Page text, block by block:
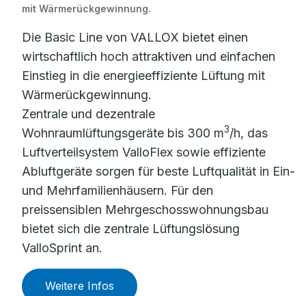
mit Wärmerückgewinnung.
Die Basic Line von VALLOX bietet einen
wirtschaftlich hoch attraktiven und einfachen
Einstieg in die energieeffiziente Lüftung mit
Wärmerückgewinnung.
Zentrale und dezentrale
Wohnraumlüftungsgeräte bis 300 m3/h, das
Luftverteilsystem ValloFlex sowie effiziente
Abluftgeräte sorgen für beste Luftqualität in Ein-
und Mehrfamilienhäusern. Für den
preissensiblen Mehrgeschosswohnungsbau
bietet sich die zentrale Lüftungslösung
ValloSprint an.
Weitere Infos